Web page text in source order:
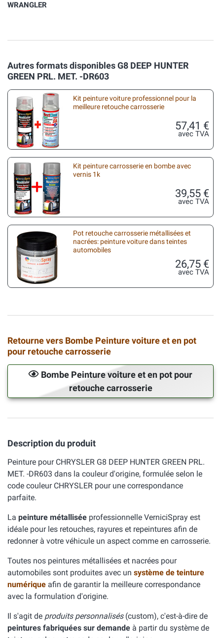
WRANGLER
Autres formats disponibles G8 DEEP HUNTER
GREEN PRL. MET. -DR603
Kit peinture voiture professionnel pour la
meilleure retouche carrosserie
57,41 €
avec TVA
Kit peinture carrosserie en bombe avec
vernis 1k
39,55 €
avec TVA
Pot retouche carrosserie métallisées et
nacrées: peinture voiture dans teintes
automobiles
26,75 €
avec TVA
Retourne vers Bombe Peinture voiture et en pot
pour retouche carrosserie
Bombe Peinture voiture et en pot pour
retouche carrosserie
Description du produit
Peinture pour CHRYSLER G8 DEEP HUNTER GREEN PRL.
MET. -DR603 dans la couleur d'origine, formulée selon le
code couleur CHRYSLER pour une correspondance
parfaite.
La peinture métallisée professionnelle VerniciSpray est
idéale pour les retouches, rayures et repeintures afin de
redonner à votre véhicule un aspect comme en carrosserie.
Toutes nos peintures métallisées et nacrées pour
automobiles sont produites avec un système de teinture
numérique afin de garantir la meilleure correspondance
avec la formulation d'origine.
Il s'agit de produits personnalisés(custom), c'est-à-dire de
peintures fabriquées sur demande à partir du système de